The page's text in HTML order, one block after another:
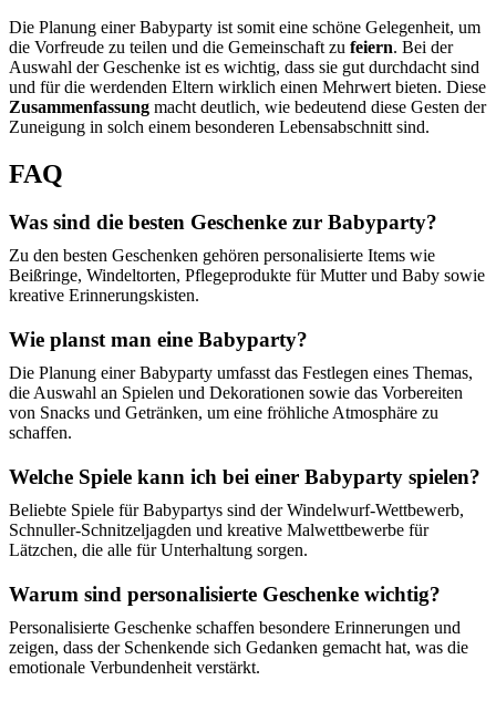
Die Planung einer Babyparty ist somit eine schöne Gelegenheit, um
die Vorfreude zu teilen und die Gemeinschaft zu feiern. Bei der
Auswahl der Geschenke ist es wichtig, dass sie gut durchdacht sind
und für die werdenden Eltern wirklich einen Mehrwert bieten. Diese
Zusammenfassung macht deutlich, wie bedeutend diese Gesten der
Zuneigung in solch einem besonderen Lebensabschnitt sind.
FAQ
Was sind die besten Geschenke zur Babyparty?
Zu den besten Geschenken gehören personalisierte Items wie
Beißringe, Windeltorten, Pflegeprodukte für Mutter und Baby sowie
kreative Erinnerungskisten.
Wie planst man eine Babyparty?
Die Planung einer Babyparty umfasst das Festlegen eines Themas,
die Auswahl an Spielen und Dekorationen sowie das Vorbereiten
von Snacks und Getränken, um eine fröhliche Atmosphäre zu
schaffen.
Welche Spiele kann ich bei einer Babyparty spielen?
Beliebte Spiele für Babypartys sind der Windelwurf-Wettbewerb,
Schnuller-Schnitzeljagden und kreative Malwettbewerbe für
Lätzchen, die alle für Unterhaltung sorgen.
Warum sind personalisierte Geschenke wichtig?
Personalisierte Geschenke schaffen besondere Erinnerungen und
zeigen, dass der Schenkende sich Gedanken gemacht hat, was die
emotionale Verbundenheit verstärkt.